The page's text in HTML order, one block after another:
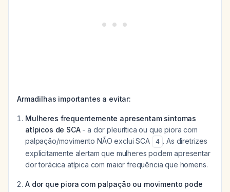
Armadilhas importantes a evitar:
Mulheres frequentemente apresentam sintomas
atípicos de SCA- a dor pleurítica ou que piora com
palpação/movimento NÃO exclui SCA
4 . As diretrizes
explicitamente alertam que mulheres podem apresentar
dor torácica atípica com maior frequência que homens.
A dor que piora com palpação ou movimento pode